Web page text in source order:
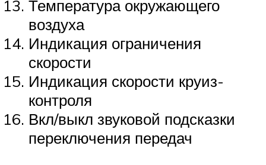
Температура окружающего
воздуха
Индикация ограничения
скорости
Индикация скорости круиз-
контроля
Вкл/выкл звуковой подсказки
переключения передач